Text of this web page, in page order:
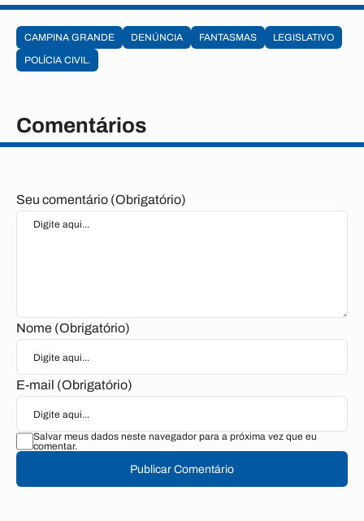
CAMPINA GRANDE DENÚNCIA FANTASMAS
LEGISLATIVO
POLÍCIA CIVIL.
Comentários
Seu comentário (Obrigatório)
Nome (Obrigatório)
E-mail (Obrigatório)
Salvar meus dados neste navegador para a próxima vez que eu
comentar.
Publicar Comentário